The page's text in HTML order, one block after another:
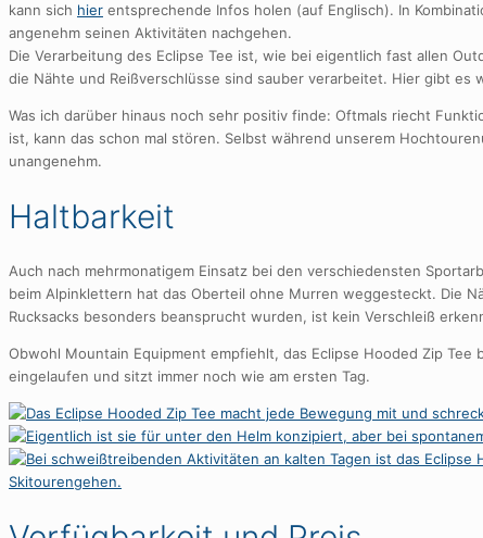
kann sich hier entsprechende Infos holen (auf Englisch). In
angenehm seinen Aktivitäten nachgehen.
Die Verarbeitung des Eclipse Tee ist, wie bei eigentlich fast allen
die Nähte und Reißverschlüsse sind sauber verarbeitet. Hier gibt es
Was ich darüber hinaus noch sehr positiv finde: Oftmals riecht
ist, kann das schon mal stören. Selbst während unserem
unangenehm.
Haltbarkeit
Auch nach mehrmonatigem Einsatz bei den verschiedensten
beim Alpinklettern hat das Oberteil ohne Murren weggesteckt. Die
Rucksacks besonders beansprucht wurden, ist kein Verschleiß
Obwohl Mountain Equipment empfiehlt, das Eclipse Hooded Zip
eingelaufen und sitzt immer noch wie am ersten Tag.